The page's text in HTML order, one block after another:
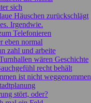
sich
Häuschen zurückschlägt
Irgendwie.
Telefonieren
eben normal
zahl und arbeite
wären Geschichte
recht behält
ist nicht weggenommen
stört, oder?